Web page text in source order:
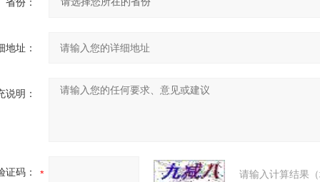
地址：
说明：
证码： 请输入计算结果